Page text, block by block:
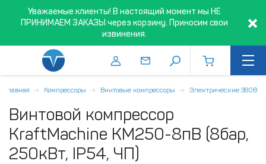
Уважаемые клиенты! В настоящий момент мы НЕ
ПРИНИМАЕМ ЗАКАЗЫ через корзину. Приносим свои
извинения.
Главная Компрессоры Винтовые компрессоры Электрические 380В
Винтовой компрессор
KraftMachine KM250-8пВ (8бар,
250кВт, IP54, ЧП)